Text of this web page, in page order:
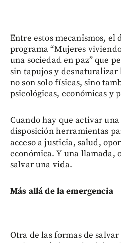
Entre estos mecanismos,
programa “Mujeres
una sociedad en paz” que
sin tapujos y desnaturalizar
no son solo físicas, sino
psicológicas, económicas y
Cuando hay que activar
disposición herramientas
acceso a justicia, salud,
económica. Y una llamada,
salvar una vida.
Más allá de la emergencia
Otra de las formas de